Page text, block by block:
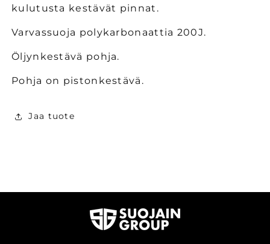
kulutusta kestävät pinnat.
Varvassuoja polykarbonaattia 200J.
Öljynkestävä pohja.
Pohja on pistonkestävä.
Jaa tuote